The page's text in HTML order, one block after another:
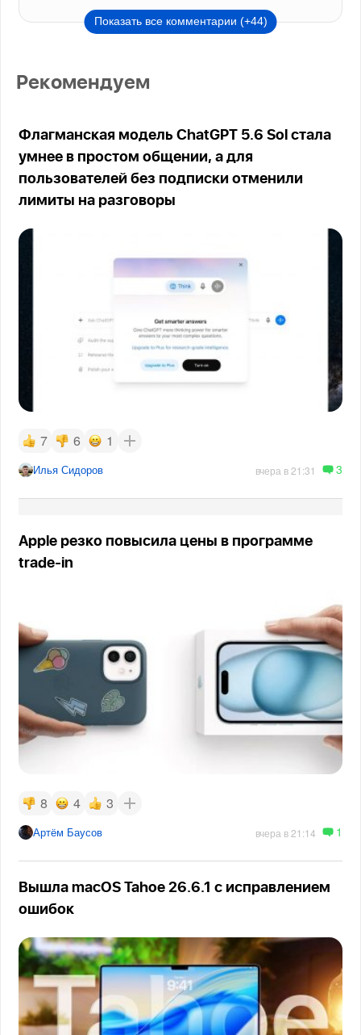
Показать все комментарии (+44)
Рекомендуем
Флагманская модель ChatGPT 5.6 Sol стала
умнее в простом общении, а для
пользователей без подписки отменили
лимиты на разговоры
7 6 1
Илья Сидоров вчера в 21:31 3
Apple резко повысила цены в программе
trade-in
8 4 3
Артём Баусов вчера в 21:14 1
Вышла macOS Tahoe 26.6.1 с исправлением
ошибок